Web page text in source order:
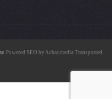
Powered SEO by Achaumedia Transported